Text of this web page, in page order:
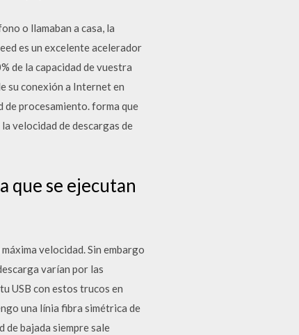
o llamaban a casa, la
es un excelente acelerador
de la capacidad de vuestra
su conexión a Internet en
de procesamiento. forma que
velocidad de descargas de
que se ejecutan
velocidad. Sin embargo
varían por las
USB con estos trucos en
una línia fibra simétrica de
de bajada siempre sale